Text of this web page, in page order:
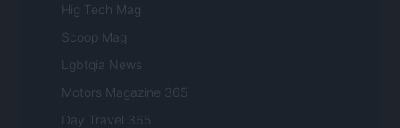
Hig Tech Mag
Scoop Mag
Lgbtqia News
Motors Magazine 365
Day Travel 365